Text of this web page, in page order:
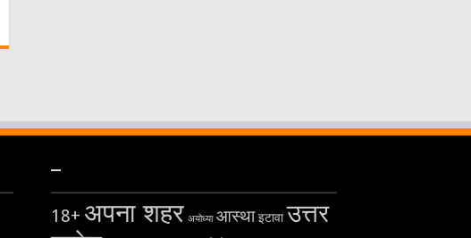
–
18+ अपना शहर अयोध्या आस्था इटावा उत्तर